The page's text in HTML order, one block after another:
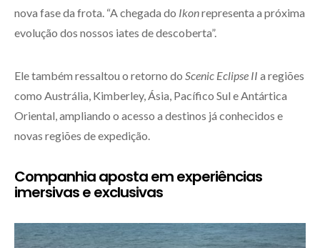
nova fase da frota. “A chegada do Ikonrepresenta a próxima
evolução dos nossos iates de descoberta”.
Ele também ressaltou o retorno do Scenic Eclipse II a regiões
como Austrália, Kimberley, Ásia, Pacífico Sul e Antártica
Oriental, ampliando o acesso a destinos já conhecidos e
novas regiões de expedição.
Companhia aposta em experiências
imersivas e exclusivas